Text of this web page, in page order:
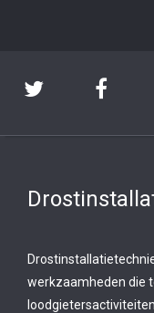
werkzaamheden die